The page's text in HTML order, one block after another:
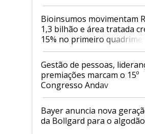
Bioinsumos movimentam
1,3 bilhão e área tratada
15% no primeiro
de 2026
Gestão de pessoas,
premiações marcam o 15º
Congresso Andav
Bayer anuncia nova
da Bollgard para o algodão